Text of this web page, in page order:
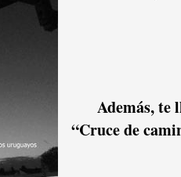
Además, te
“Cruce de